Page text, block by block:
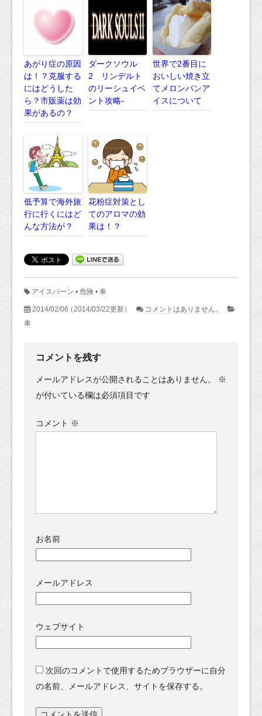
あがり症の原因
は！？克服する
にはどうした
ら？市販薬は効
果があるの？
ダークソウル
2 リンデルト
のリーシュイベ
ント攻略-
世界で2番目に
おいしい焼き立
てメロンパンア
イスについて
低予算で海外旅
行に行くにはど
んな方法が？
花粉症対策とし
てのアロマの効
果は！？
アイスバーン • 危険 • 車
2014/02/06（2014/03/22更新）
コメントはありません。
車
コメントを残す
メールアドレスが公開されることはありません。
※
が付いている欄は必須項目です
コメント ※
お名前
メールアドレス
ウェブサイト
次回のコメントで使用するためブラウザーに自分
の名前、メールアドレス、サイトを保存する。